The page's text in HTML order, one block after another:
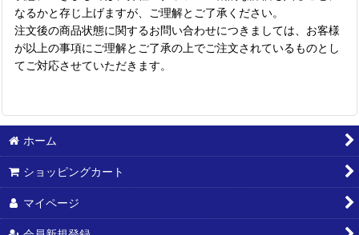
なるかと存じ上げますが、ご理解とご了承ください。
注文後の商品状態に関するお問い合わせにつきましては、お客様
が以上の事項にご理解とご了承の上でご注文されているものとし
てご対応させていただきます。
ホーム
ショッピングカート
マイページ